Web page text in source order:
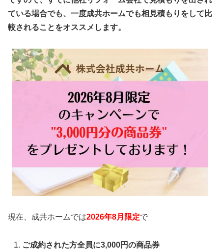
ている場合でも、一度成共ホームでも相見積もりをして比
較されることをオススメします。
現在、成共ホームでは2026年8月限定で
ご成約された方全員に3,000円の商品券